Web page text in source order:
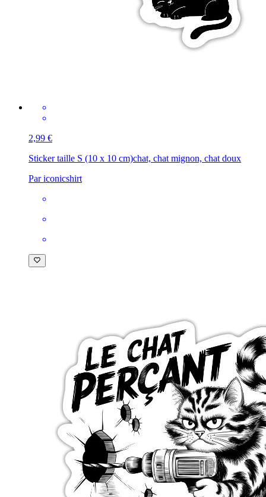
2,99 €
Sticker taille S (10 x 10 cm)chat, chat mignon, chat doux
Par iconicshirt